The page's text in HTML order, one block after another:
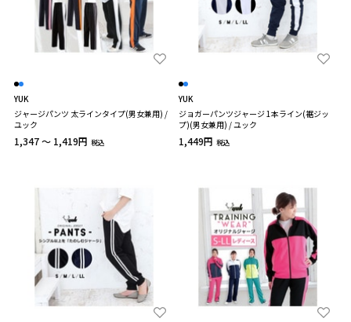
YUK
ジャージパンツ 太ラインタイプ(男女兼用) /
ユック
1,347 ～ 1,419円 税込
YUK
ジョガーパンツジャージ 1本ライン(裾ジッ
プ)(男女兼用) / ユック
1,449円 税込